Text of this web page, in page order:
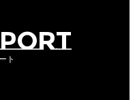
ト